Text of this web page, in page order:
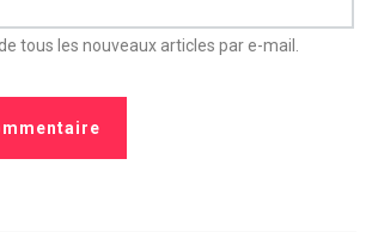
tous les nouveaux articles par e-mail.